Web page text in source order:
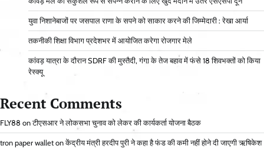
युवा निशानेबाजों पर जसपाल राणा के सपने को साकार करने की जिम्मेदारी : रेखा आर्या
तकनीकी शिक्षा विभाग प्रदेशभर में आयोजित करेगा रोजगार मेले
कांवड़ यात्रा के दौरान SDRF की मुस्तैदी, गंगा के तेज बहाव में फंसे 18 शिवभक्तों को किया
रेस्क्यू
Recent Comments
FLY88 onटीएसआर ने लोकसभा चुनाव को लेकर की कार्यकर्ता योजना बैठक
tron paper wallet onकेंद्रीय मंत्री हरदीप पुरी ने कहा है फंड की कमी नहीं होने दी जाएगी ऋषिकेश